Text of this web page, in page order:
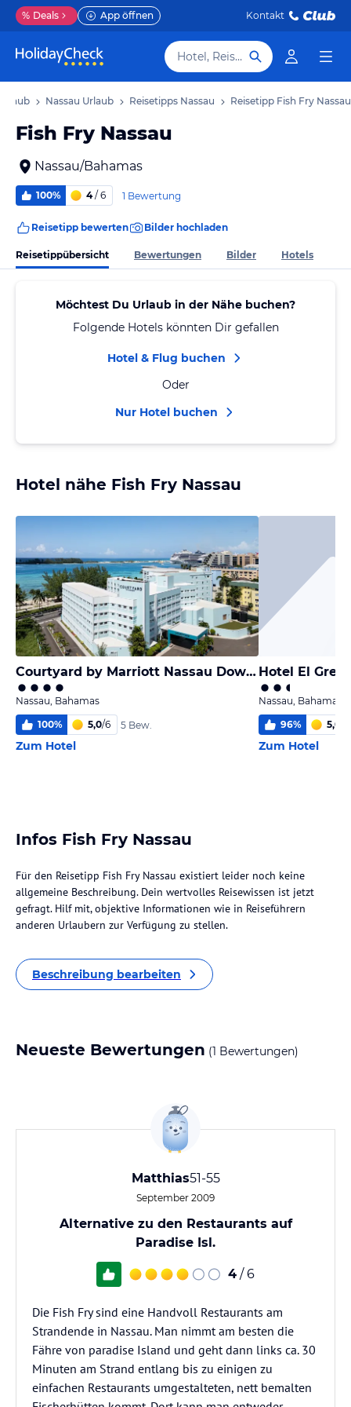
% Deals App öffnen Kontakt
Hotel, Reiseziel
Nassau Urlaub Reisetipps Nassau Reisetipp Fish Fry Nassau
Fish Fry Nassau
Nassau/Bahamas
100% 4/ 6 1 Bewertung
Reisetipp bewerten Bilder hochladen
Reisetippübersicht Bewertungen Bilder Hotels
Möchtest Du Urlaub in der Nähe buchen?
Folgende Hotels könnten Dir gefallen
Hotel & Flug buchen
Oder
Nur Hotel buchen
Hotel nähe Fish Fry Nassau
Courtyard by Marriott Nassau Downtown/Junkanoo Beach
Nassau, Bahamas
100% 5,0/6 5 Bew.
Zum Hotel
Hotel El Greco
Nassau, Bahamas
96% 5,0
Zum Hotel
Infos Fish Fry Nassau
Für den Reisetipp Fish Fry Nassau existiert leider noch keine
allgemeine Beschreibung. Dein wertvolles Reisewissen ist jetzt
gefragt. Hilf mit, objektive Informationen wie in Reiseführern
anderen Urlaubern zur Verfügung zu stellen.
Beschreibung bearbeiten
Neueste Bewertungen (1 Bewertungen)
Matthias51-55
September 2009
Alternative zu den Restaurants auf
Paradise Isl.
4 / 6
Die Fish Fry sind eine Handvoll Restaurants am
Strandende in Nassau. Man nimmt am besten die
Fähre von paradise Island und geht dann links ca. 30
Minuten am Strand entlang bis zu einigen zu
einfachen Restaurants umgestalteten, nett bemalten